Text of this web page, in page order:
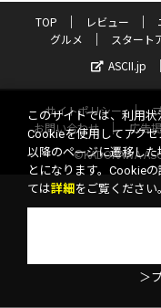
TOP レビュー
グルメ
スタート
ASCII.jp
サイトポリシー
お問い合わせ
広告
©KADOKAWA
このサイトでは、利用状
Cookieを使用してアク
以降のページに遷移し
とになります。Cookie
ては詳細 をご覧ください
＞